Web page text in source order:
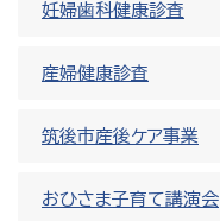
妊婦歯科健康診査
産婦健康診査
筑後市産後ケア事業
おひさま子育て講演会